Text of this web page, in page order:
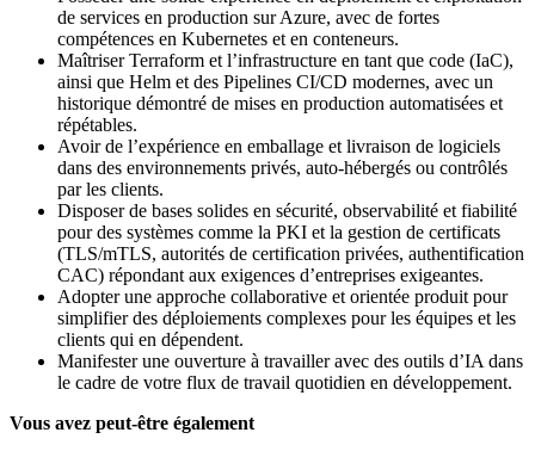
de services en production sur Azure, avec de fortes
compétences en Kubernetes et en conteneurs.
Maîtriser Terraform et l’infrastructure en tant que code (IaC),
ainsi que Helm et des Pipelines CI/CD modernes, avec un
historique démontré de mises en production automatisées et
répétables.
Avoir de l’expérience en emballage et livraison de logiciels
dans des environnements privés, auto‑hébergés ou contrôlés
par les clients.
Disposer de bases solides en sécurité, observabilité et fiabilité
pour des systèmes comme la PKI et la gestion de certificats
(TLS/mTLS, autorités de certification privées, authentification
CAC) répondant aux exigences d’entreprises exigeantes.
Adopter une approche collaborative et orientée produit pour
simplifier des déploiements complexes pour les équipes et les
clients qui en dépendent.
Manifester une ouverture à travailler avec des outils d’IA dans
le cadre de votre flux de travail quotidien en développement.
Vous avez peut-être également